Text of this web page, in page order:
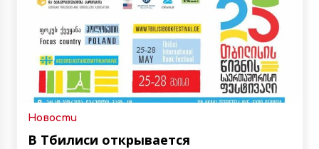
Новости
В Тбилиси открывается